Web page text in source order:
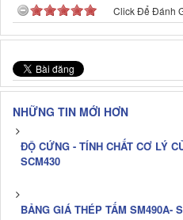
Click Để Đánh
NHỮNG TIN MỚI HƠN
ĐỘ CỨNG - TÍNH CHẤT CƠ LÝ
SCM430
BẢNG GIÁ THÉP TẤM SM490A-